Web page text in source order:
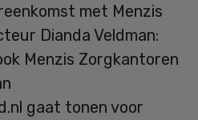
met Menzis
Dianda Veldman:
Menzis Zorgkantoren
gaat tonen voor